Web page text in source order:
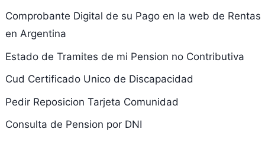
Comprobante Digital de su Pago en la web de Rentas
en Argentina
Estado de Tramites de mi Pension no Contributiva
Cud Certificado Unico de Discapacidad
Pedir Reposicion Tarjeta Comunidad
Consulta de Pension por DNI